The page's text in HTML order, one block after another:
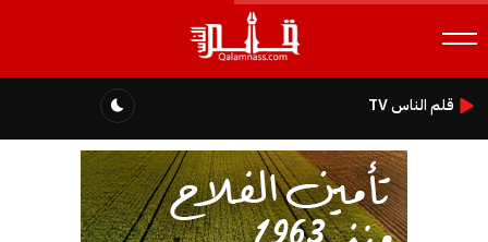
قلم الناس TV